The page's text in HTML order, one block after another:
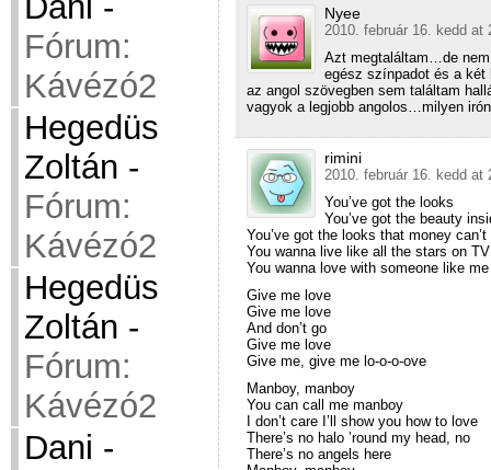
Fórum:
Kávézó2
Hegedüs
Zoltán -
Fórum:
Kávézó2
Hegedüs
Zoltán -
Fórum:
Kávézó2
Dani -
Nyee
2010. február 16. kedd at
Azt megtaláltam…de
egész színpadot és a
az angol szövegben sem találtam
vagyok a legjobb angolos…milyen
rimini
2010. február 16. kedd at
You’ve got the looks
You’ve got the beauty
You’ve got the looks that money can’t
You wanna live like all the stars on TV
You wanna love with someone like me
Give me love
Give me love
And don’t go
Give me love
Give me, give me lo-o-o-ove
Manboy, manboy
You can call me manboy
I don’t care I’ll show you how to love
There’s no halo ’round my head, no
There’s no angels here